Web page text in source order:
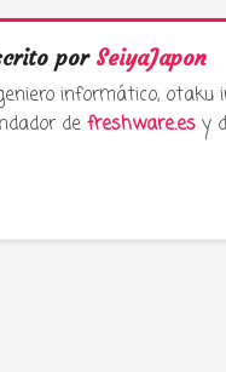
por SeiyaJapon
informático, otaku
de freshware.esy